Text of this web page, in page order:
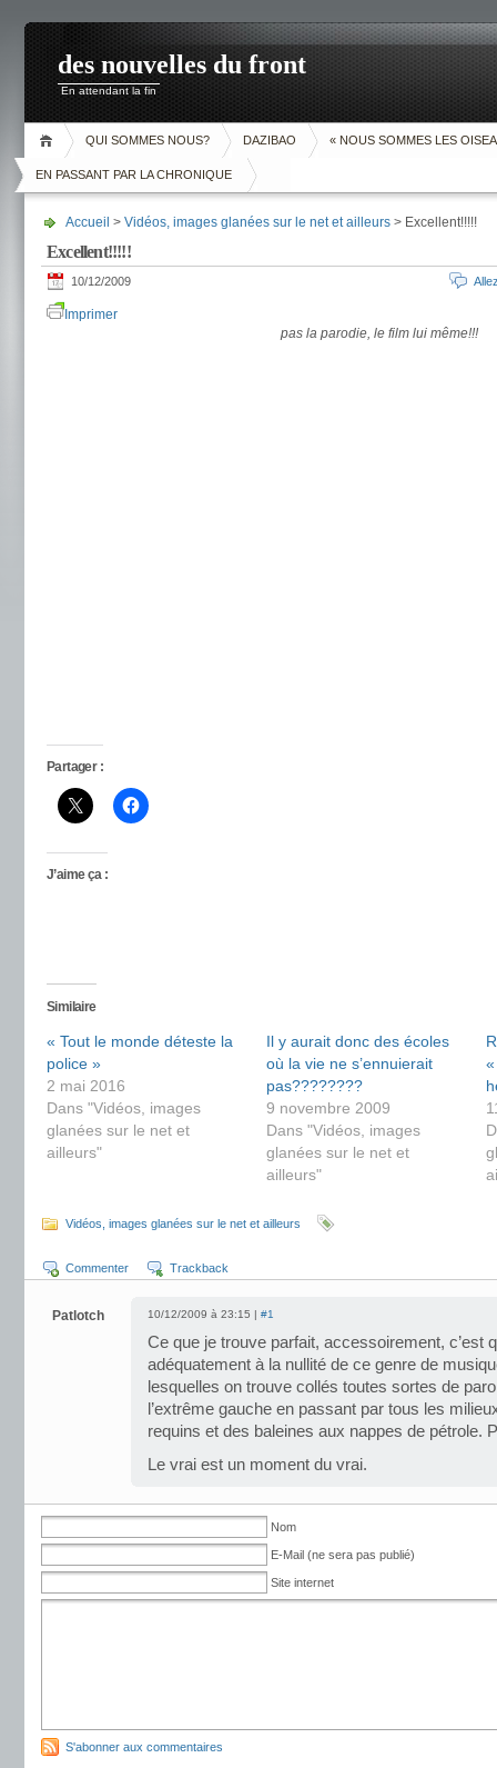
des nouvelles du front
En attendant la fin
QUI SOMMES NOUS? DAZIBAO « NOUS SOMMES LES
EN PASSANT PAR LA CHRONIQUE
Accueil > Vidéos, images glanées sur le net et ailleurs > Excellent!!!!!
Excellent!!!!!
10/12/2009
Imprimer
pas la parodie, le film lui même!!!
Partager :
J’aime ça :
Similaire
« Tout le monde déteste la
police »
2 mai 2016
Dans "Vidéos, images
glanées sur le net et
ailleurs"
Il y aurait donc des écoles
où la vie ne s’ennuierait
pas????????
9 novembre 2009
Dans "Vidéos, images
glanées sur le net et
ailleurs"
Vidéos, images glanées sur le net et ailleurs
Commenter Trackback
Patlotch 10/12/2009 à 23:15 | #1
Ce que je trouve parfait, accessoirement, c’est
adéquatement à la nullité de ce genre de
lesquelles on trouve collés toutes sortes de
l’extrême gauche en passant par tous les
requins et des baleines aux nappes de pétrole.
Le vrai est un moment du vrai.
Nom
E-Mail (ne sera pas publié)
Site internet
S'abonner aux commentaires